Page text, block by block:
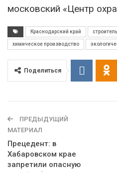
московский «Центр
Краснодарский край
химическое производство
Поделиться
ПРЕДЫДУЩИЙ
МАТЕРИАЛ
Прецедент: в
Хабаровском крае
запретили опасную